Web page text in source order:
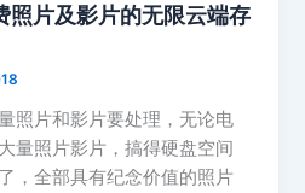
片及影片的无限云端存
照片和影片要处理，无论电
量照片影片，搞得硬盘空间
，全部具有纪念价值的照片